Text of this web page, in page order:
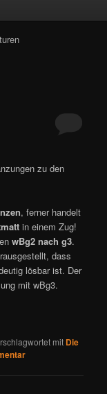
zu den
, ferner handelt
in einem Zug!
wBg2 nach g3.
dass
lösbar ist. Der
mit wBg3.
mit Die